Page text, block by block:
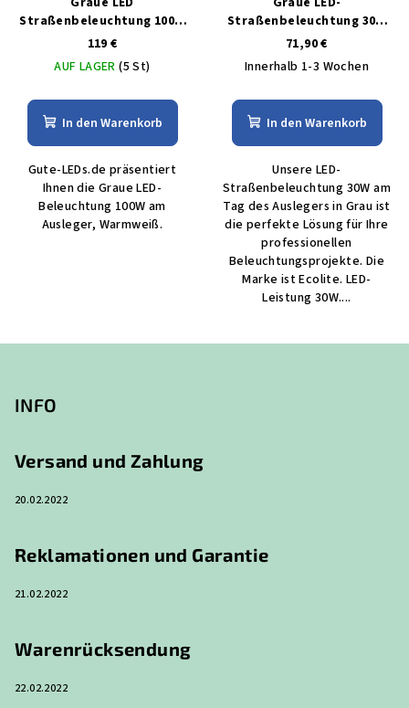
Straßenbeleuchtung 100W
am Ausleger warmweiß
119 €
AUF LAGER(5 St)
In den Warenkorb
Gute-LEDs.de präsentiert
Ihnen die Graue LED-
Beleuchtung 100W am
Ausleger, Warmweiß.
Straßenbeleuchtung 30W
am Tag des Auslegers weiß
71,90 €
Innerhalb 1-3 Wochen
In den Warenkorb
Unsere LED-
Straßenbeleuchtung 30W am
Tag des Auslegers in Grau ist
die perfekte Lösung für Ihre
professionellen
Beleuchtungsprojekte. Die
Marke ist Ecolite. LED-
Leistung 30W....
INFO
Versand und Zahlung
20.02.2022
Reklamationen und Garantie
21.02.2022
Warenrücksendung
22.02.2022